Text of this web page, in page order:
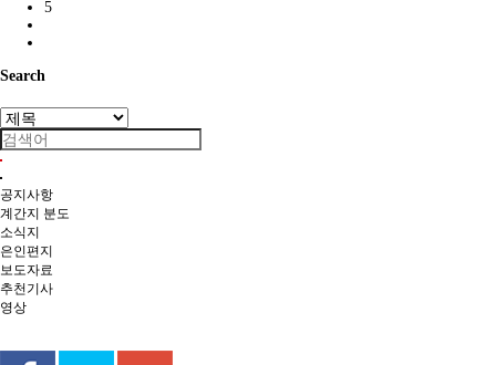
5
Search
공지사항
계간지 분도
소식지
은인편지
보도자료
추천기사
영상